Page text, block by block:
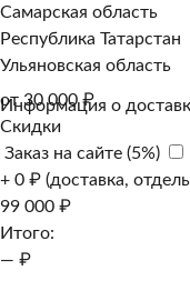
Самарская область
Республика Татарстан
Ульяновская область
Информация о
от 30 000 ₽
Скидки
Заказ на сайте (5%)
+ 0 ₽ (доставка,
99 000 ₽
Итого:
— ₽